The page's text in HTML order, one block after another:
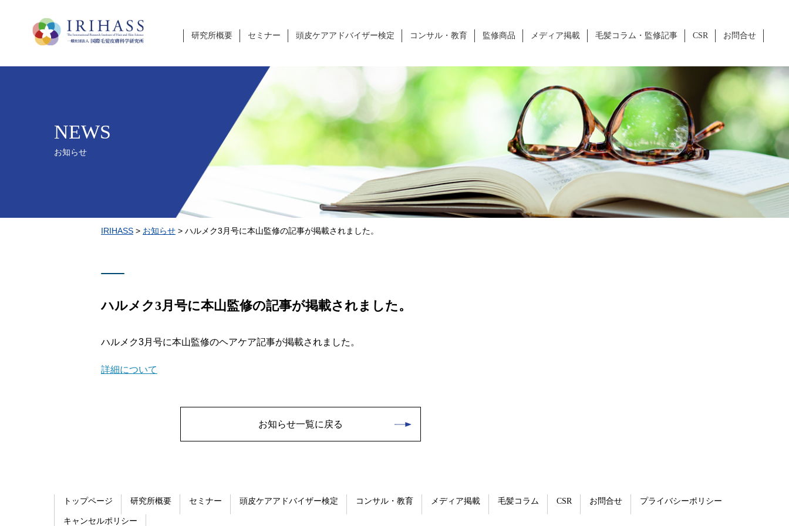
研究所概要 セミナー 頭皮ケアアドバイザー検定 コンサル・教育 監修商品 メディア掲載 毛髪コラム・監修記事 CSR お問合せ
NEWS
お知らせ
IRIHASS > お知らせ > ハルメク3月号に本山監修の記事が掲載されました。
ハルメク3月号に本山監修の記事が掲載されました。
ハルメク3月号に本山監修のヘアケア記事が掲載されました。
詳細について
お知らせ一覧に戻る
トップページ 研究所概要 セミナー 頭皮ケアアドバイザー検定 コンサル・教育 メディア掲載 毛髪コラム CSR お問合せ プライバシーポリシー
キャンセルポリシー